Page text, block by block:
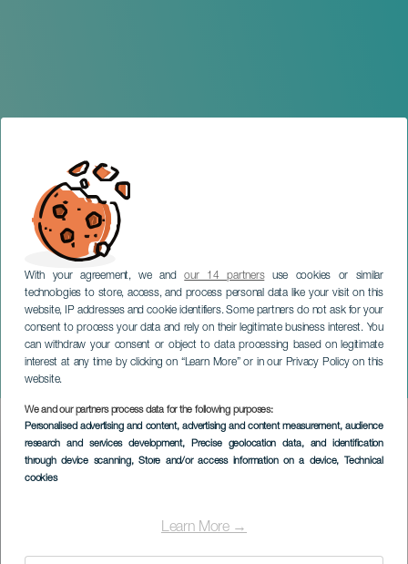
With your agreement, we andour 14 partnersuse cookies or similar
technologies to store, access, and process personal data like your visit on this
website, IP addresses and cookie identifiers. Some partners do not ask for your
consent to process your data and rely on their legitimate business interest. You
can withdraw your consent or object to data processing based on legitimate
interest at any time by clicking on “Learn More” or in our Privacy Policy on this
website.
We and our partners process data for the following purposes:
Personalised advertising and content, advertising and content measurement, audience
research and services development, Precise geolocation data, and identification
through device scanning, Store and/or access information on a device, Technical
cookies
Learn More →
Série théâtrale The Rift
LANZAROTE
Imagen
Listado